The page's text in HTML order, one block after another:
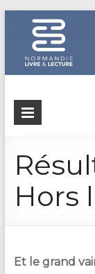
Dispositif
justice
en
de
Hors
Et le grand